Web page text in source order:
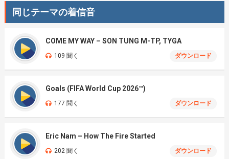
同じテーマの着信音
COME MY WAY – SON TUNG M-TP, TYGA
109 聞く ダウンロード
Goals (FIFA World Cup 2026™)
177 聞く ダウンロード
Eric Nam – How The Fire Started
202 聞く ダウンロード